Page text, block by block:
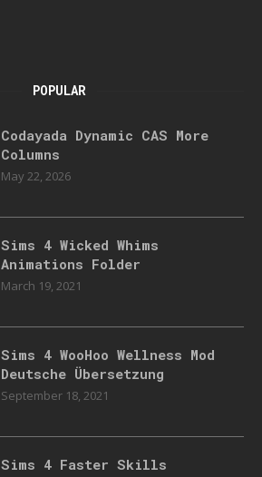
POPULAR
Codayada Dynamic CAS More
Columns
May 22, 2026
Sims 4 Wicked Whims
Animations Folder
March 19, 2021
Sims 4 WooHoo Wellness Mod
Deutsche Übersetzung
September 18, 2021
Sims 4 Faster Skills